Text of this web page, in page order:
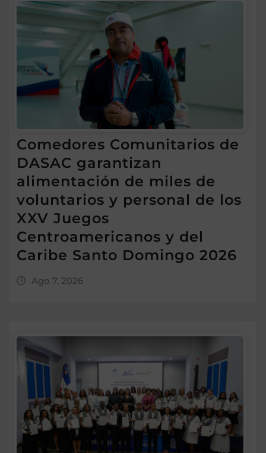
Comedores Comunitarios de
DASAC garantizan
alimentación de miles de
voluntarios y personal de los
XXV Juegos
Centroamericanos y del
Caribe Santo Domingo 2026
Ago 7, 2026